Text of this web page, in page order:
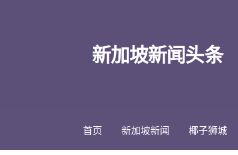
新加坡新闻头条
首页 新加坡新闻 椰子狮城